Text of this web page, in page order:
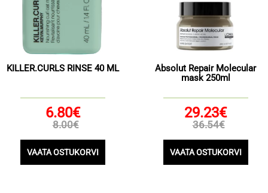
KILLER.CURLS RINSE 40 ML
6.80€
8.00€
VAATA OSTUKORVI
Absolut Repair Molecular
mask 250ml
29.23€
36.54€
VAATA OSTUKORVI